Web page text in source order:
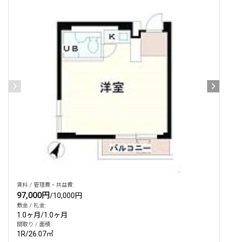
お部屋を再検索
管理費/共益費含む
フリーレント付き
間取り
賃料 / 管理費・共益費:
97,000円/10,000円
敷金 / 礼金:
1.0ヶ月/1.0ヶ月
間取り / 面積:
1R/26.07㎡